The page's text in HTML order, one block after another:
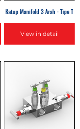
Katup Manifold 3 Arah - Tipe T
View in detail